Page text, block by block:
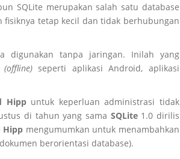
SQLite merupakan salah satu database
tetap kecil dan tidak berhubungan
digunakan tanpa jaringan. Inilah yang
(offline)seperti aplikasi Android, aplikasi
Hipp untuk keperluan administrasi tidak
di tahun yang sama SQLite 1.0 dirilis
Hipp mengumumkan untuk menambahkan
berorientasi database).